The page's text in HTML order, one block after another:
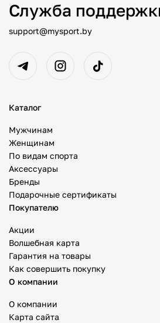
Служба
support@mysport.by
Каталог
Мужчинам
Женщинам
По видам спорта
Аксессуары
Бренды
Подарочные сертификаты
Покупателю
Акции
Волшебная карта
Гарантия на товары
Как совершить покупку
О компании
О компании
Карта сайта